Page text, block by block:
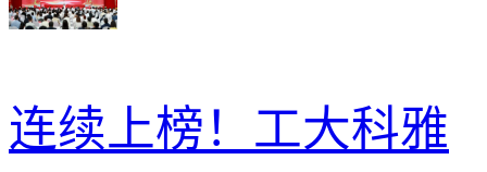
连续上榜！工大科雅